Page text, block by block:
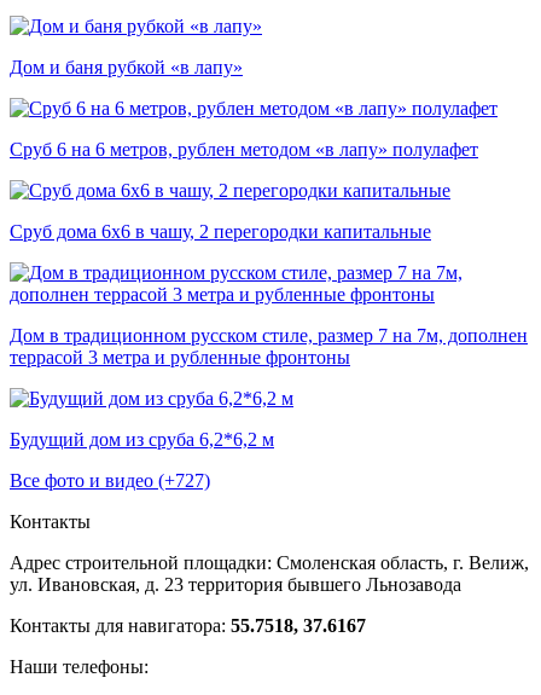
Дом и баня рубкой «в лапу»
Сруб 6 на 6 метров, рублен методом «в лапу» полулафет
Сруб дома 6х6 в чашу, 2 перегородки капитальные
Дом в традиционном русском стиле, размер 7 на 7м, дополнен
террасой 3 метра и рубленные фронтоны
Будущий дом из сруба 6,2*6,2 м
Все фото и видео (+727)
Контакты
Адрес строительной площадки: Смоленская область, г. Велиж,
ул. Ивановская, д. 23 территория бывшего Льнозавода
Контакты для навигатора: 55.7518, 37.6167
Наши телефоны: